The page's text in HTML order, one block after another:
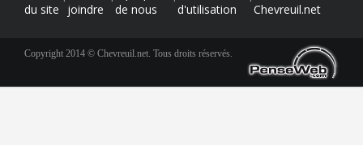
du site
joindre
de nous
d'utilisation
Chevreuil.net
Copyright 2014 © Chevreuil.net. Tous droits réservés.